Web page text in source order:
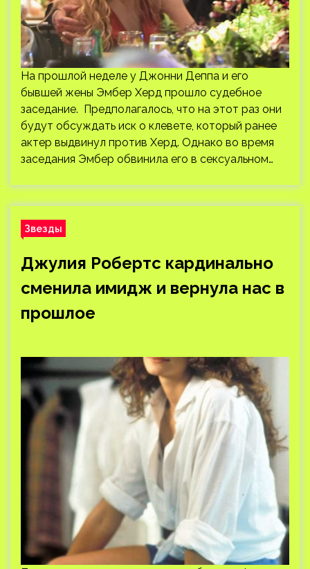
На прошлой неделе у Джонни Деппа и его
бывшей жены Эмбер Херд прошло судебное
заседание. Предполагалось, что на этот раз они
будут обсуждать иск о клевете, который ранее
актер выдвинул против Херд. Однако во время
заседания Эмбер обвинила его в сексуальном…
Звезды
Джулия Робертс кардинально
сменила имидж и вернула нас в
прошлое